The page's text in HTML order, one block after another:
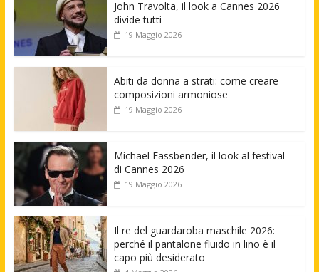
John Travolta, il look a Cannes 2026
divide tutti
19 Maggio 2026
Abiti da donna a strati: come creare
composizioni armoniose
19 Maggio 2026
Michael Fassbender, il look al festival
di Cannes 2026
19 Maggio 2026
Il re del guardaroba maschile 2026:
perché il pantalone fluido in lino è il
capo più desiderato